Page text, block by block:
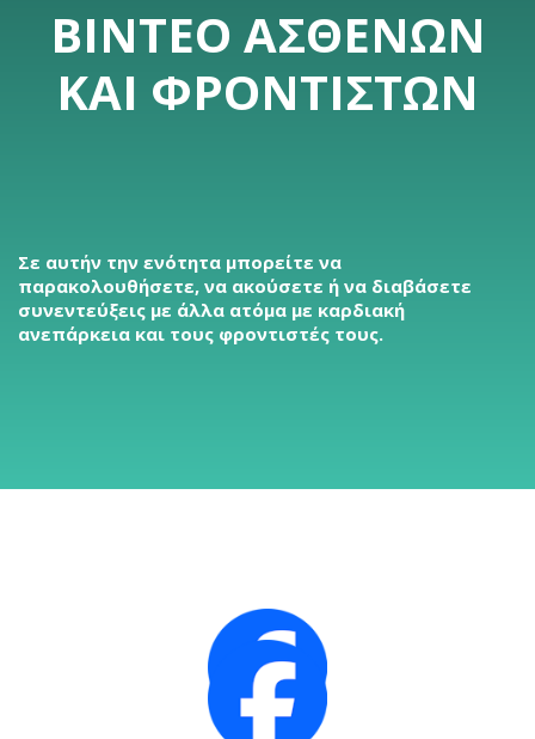
ΒΊΝΤΕΟ ΑΣΘΕΝΏΝ
ΚΑΙ ΦΡΟΝΤΙΣΤΏΝ
Σε αυτήν την ενότητα μπορείτε να
παρακολουθήσετε, να ακούσετε ή να διαβάσετε
συνεντεύξεις με άλλα ατόμα με καρδιακή
ανεπάρκεια και τους φροντιστές τους.